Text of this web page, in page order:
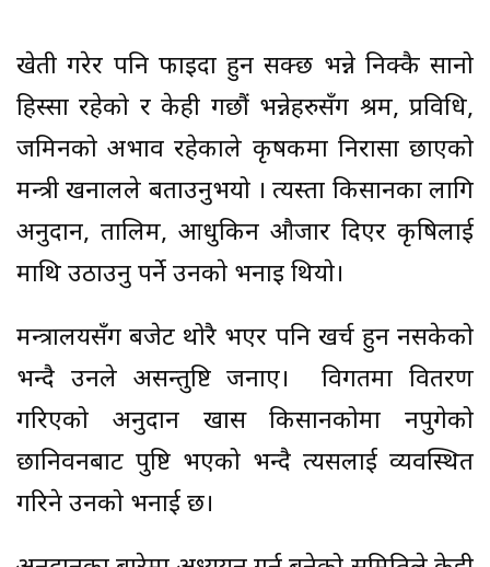
खेती गरेर पनि फाइदा हुन सक्छ भन्ने निक्कै सानो
हिस्सा रहेको र केही गछौं भन्नेहरुसँग श्रम, प्रविधि,
जमिनको अभाव रहेकाले कृषकमा निरासा छाएको
मन्त्री खनालले बताउनुभयो । त्यस्ता किसानका लागि
अनुदान, तालिम, आधुकिन औजार दिएर कृषिलाई
माथि उठाउनु पर्ने उनकाे भनाइ थियाे।
मन्त्रालयसँग बजेट थोरै भएर पनि खर्च हुन नसकेको
भन्दै उनले असन्तुष्टि जनाए। विगतमा वितरण
गरिएको अनुदान खास किसानकोमा नपुगेको
छानिवनबाट पुष्टि भएको भन्दै त्यसलाई व्यवस्थित
गरिने उनको भनाई छ।